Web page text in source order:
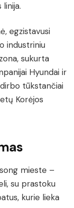
egzistavusi
industriniu
sukurta
Hyundai ir
tūkstančiai
Korėjos
mieste –
su prastoku
kurie lieka